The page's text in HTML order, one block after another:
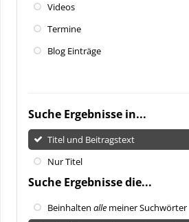
Videos
Termine
Blog Einträge
Suche Ergebnisse in...
Titel und Beitragstext
Nur Titel
Suche Ergebnisse die...
Beinhalten alle meiner Suchwörter